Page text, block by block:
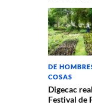
DE
COSAS
Digecac
Festival de